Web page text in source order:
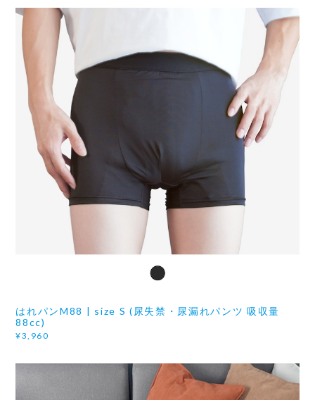
はれパンM88 | size S (尿失禁・尿漏れパンツ 吸収量
88cc)
¥3,960